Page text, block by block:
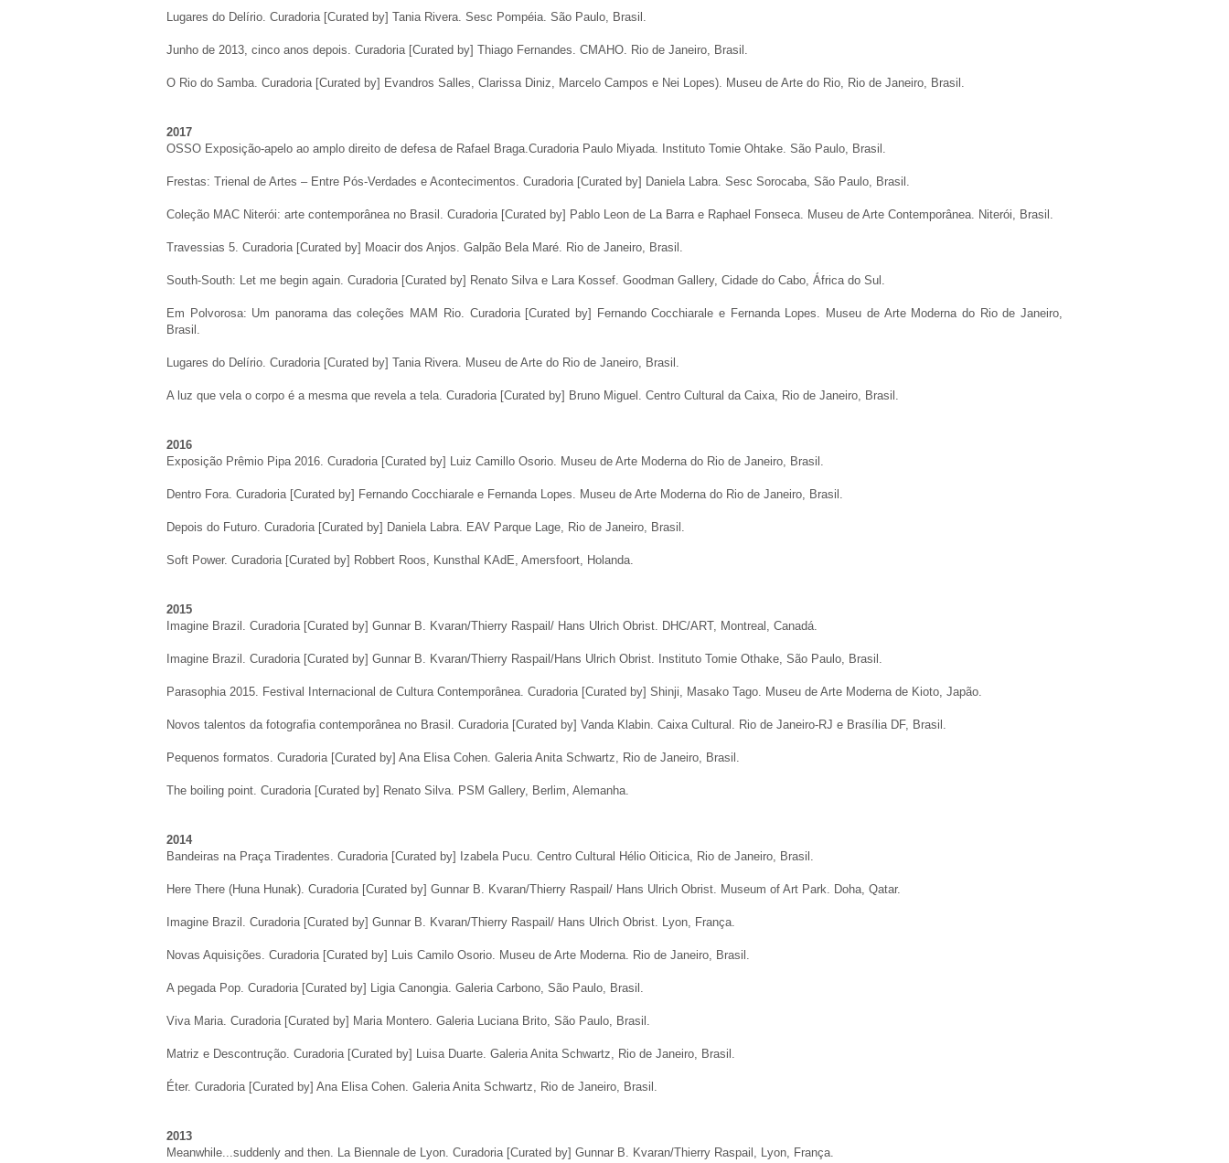
Lugares do Delírio. Curadoria [Curated by] Tania Rivera. Sesc Pompéia. São Paulo, Brasil.
Junho de 2013, cinco anos depois. Curadoria [Curated by] Thiago Fernandes. CMAHO. Rio de Janeiro, Brasil.
O Rio do Samba. Curadoria [Curated by] Evandros Salles, Clarissa Diniz, Marcelo Campos e Nei Lopes). Museu de Arte do Rio, Rio de Janeiro, Brasil.
2017
OSSO Exposição-apelo ao amplo direito de defesa de Rafael Braga.Curadoria Paulo Miyada. Instituto Tomie Ohtake. São Paulo, Brasil.
Frestas: Trienal de Artes – Entre Pós-Verdades e Acontecimentos. Curadoria [Curated by] Daniela Labra. Sesc Sorocaba, São Paulo, Brasil.
Coleção MAC Niterói: arte contemporânea no Brasil. Curadoria [Curated by] Pablo Leon de La Barra e Raphael Fonseca. Museu de Arte Contemporânea. Niterói, Brasil.
Travessias 5. Curadoria [Curated by] Moacir dos Anjos. Galpão Bela Maré. Rio de Janeiro, Brasil.
South-South: Let me begin again. Curadoria [Curated by] Renato Silva e Lara Kossef. Goodman Gallery, Cidade do Cabo, África do Sul.
Em Polvorosa: Um panorama das coleções MAM Rio. Curadoria [Curated by] Fernando Cocchiarale e Fernanda Lopes. Museu de Arte Moderna do Rio de Janeiro,
Brasil.
Lugares do Delírio. Curadoria [Curated by] Tania Rivera. Museu de Arte do Rio de Janeiro, Brasil.
A luz que vela o corpo é a mesma que revela a tela. Curadoria [Curated by] Bruno Miguel. Centro Cultural da Caixa, Rio de Janeiro, Brasil.
2016
Exposição Prêmio Pipa 2016. Curadoria [Curated by] Luiz Camillo Osorio. Museu de Arte Moderna do Rio de Janeiro, Brasil.
Dentro Fora. Curadoria [Curated by] Fernando Cocchiarale e Fernanda Lopes. Museu de Arte Moderna do Rio de Janeiro, Brasil.
Depois do Futuro. Curadoria [Curated by] Daniela Labra. EAV Parque Lage, Rio de Janeiro, Brasil.
Soft Power. Curadoria [Curated by] Robbert Roos, Kunsthal KAdE, Amersfoort, Holanda.
2015
Imagine Brazil . Curadoria [Curated by] Gunnar B. Kvaran/Thierry Raspail/ Hans Ulrich Obrist. DHC/ART, Montreal, Canadá.
Imagine Brazil . Curadoria [Curated by] Gunnar B. Kvaran/Thierry Raspail/Hans Ulrich Obrist. Instituto Tomie Othake, São Paulo, Brasil.
Parasophia 2015. Festival Internacional de Cultura Contemporânea. Curadoria [Curated by] Shinji, Masako Tago. Museu de Arte Moderna de Kioto, Japão.
Novos talentos da fotografia contemporânea no Brasil . Curadoria [Curated by] Vanda Klabin. Caixa Cultural. Rio de Janeiro-RJ e Brasília DF, Brasil.
Pequenos formatos. Curadoria [Curated by] Ana Elisa Cohen. Galeria Anita Schwartz, Rio de Janeiro, Brasil.
The boiling point. Curadoria [Curated by] Renato Silva. PSM Gallery, Berlim, Alemanha.
2014
Bandeiras na Praça Tiradentes. Curadoria [Curated by] Izabela Pucu. Centro Cultural Hélio Oiticica, Rio de Janeiro, Brasil.
Here There (Huna Hunak). Curadoria [Curated by] Gunnar B. Kvaran/Thierry Raspail/ Hans Ulrich Obrist. Museum of Art Park. Doha, Qatar.
Imagine Brazil . Curadoria [Curated by] Gunnar B. Kvaran/Thierry Raspail/ Hans Ulrich Obrist. Lyon, França.
Novas Aquisições. Curadoria [Curated by] Luis Camilo Osorio. Museu de Arte Moderna. Rio de Janeiro, Brasil.
A pegada Pop. Curadoria [Curated by] Ligia Canongia. Galeria Carbono, São Paulo, Brasil.
Viva Maria. Curadoria [Curated by] Maria Montero. Galeria Luciana Brito, São Paulo, Brasil.
Matriz e Descontrução. Curadoria [Curated by] Luisa Duarte. Galeria Anita Schwartz, Rio de Janeiro, Brasil.
Éter. Curadoria [Curated by] Ana Elisa Cohen. Galeria Anita Schwartz, Rio de Janeiro, Brasil.
2013
Meanwhile...suddenly and then. La Biennale de Lyon. Curadoria [Curated by] Gunnar B. Kvaran/Thierry Raspail, Lyon, França.